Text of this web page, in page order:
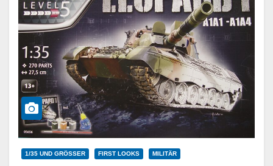
1/35 UND GRÖSSER FIRST LOOKS MILITÄR